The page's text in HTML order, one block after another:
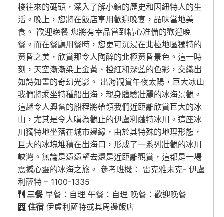
梭往來的碼頭，深入了解小鎮的歷史和因紐特人的生
活。晚上，您將在飯店享用歡迎晚宴，品味當地美
食。 歡迎晚餐 您將有幸品嘗到精心准備的歡迎晚
餐。而在餐廳用餐時，您更可沉浸在北極地區獨特的
黃昏之美，欣賞那令人陶醉的北極黃昏景色。這一時
刻，天空漸漸染上金黃、橙紅和深藍的色彩，交織出
如詩如畫的奇幻光影。 出海觀賞午夜太陽，巨大冰山
我們將乘坐特種船出海，親身體驗壯麗的冰海景觀。
這趟令人興奮的船程將帶領我們近距離欣賞巨大的冰
山，尤其是令人嘆為觀止的伊盧利薩特冰川。這座冰
川獨特地坐落在城市邊緣，由於其特殊的地理形態，
巨大的冰塊堆積在出海口，形成了一系列壯觀的冰川
峽灣。無論是遠遠望去還是近距離觀賞，這都是一場
震撼心靈的冰海之旅。 參考班機： 雷克雅未克- 伊盧
利薩特 – 1100-1335
三餐早餐：自理 午餐：自理 晚餐：歡迎晚餐
住宿 伊盧利薩特或其周邊飯店